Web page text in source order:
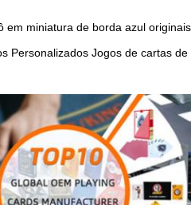
em miniatura de borda azul
Personalizados Jogos de cartas